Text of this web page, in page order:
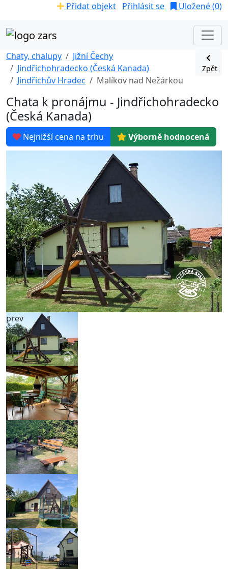
Přidat objekt Přihlásit se Uložené (0)
Chaty, chalupy
Jižní Čechy
Jindřichohradecko (Česká Kanada)
Jindřichův Hradec
Malíkov nad Nežárkou
Zpět
Chata k pronájmu - Jindřichohradecko
(Česká Kanada)
Nejnižší cena na trhu Výborně hodnocená
prev
next